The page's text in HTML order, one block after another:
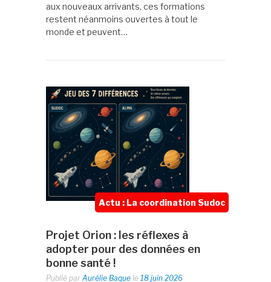
aux nouveaux arrivants, ces formations
restent néanmoins ouvertes à tout le
monde et peuvent…
Actu : La coordination Sudoc
Projet Orion : les réflexes à
adopter pour des données en
bonne santé !
Publié par Aurélie Baque le 18 juin 2026